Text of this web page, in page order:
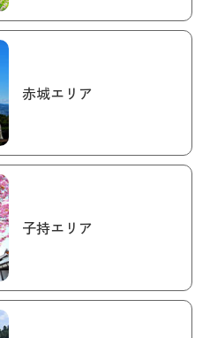
赤城エリア
子持エリア